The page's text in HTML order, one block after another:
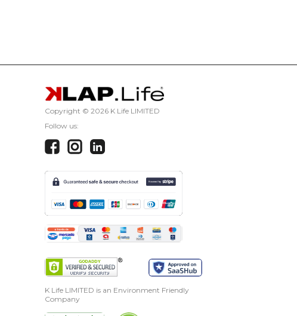
Copyright © 2026 K Life LIMITED
Follow us:
K Life LIMITED is an Environment Friendly
Company